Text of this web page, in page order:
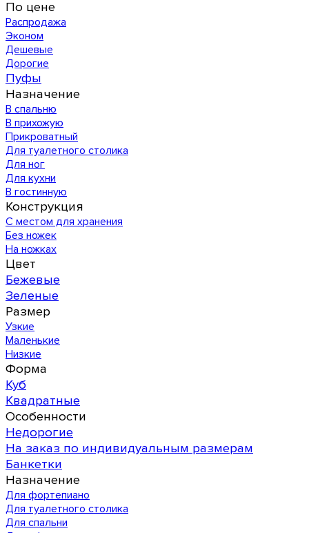
По цене
Распродажа
Эконом
Дешевые
Дорогие
Пуфы
Назначение
В спальню
В прихожую
Прикроватный
Для туалетного столика
Для ног
Для кухни
В гостинную
Конструкция
С местом для хранения
Без ножек
На ножках
Цвет
Бежевые
Зеленые
Размер
Узкие
Маленькие
Низкие
Форма
Куб
Квадратные
Особенности
Недорогие
На заказ по индивидуальным размерам
Банкетки
Назначение
Для фортепиано
Для туалетного столика
Для спальни